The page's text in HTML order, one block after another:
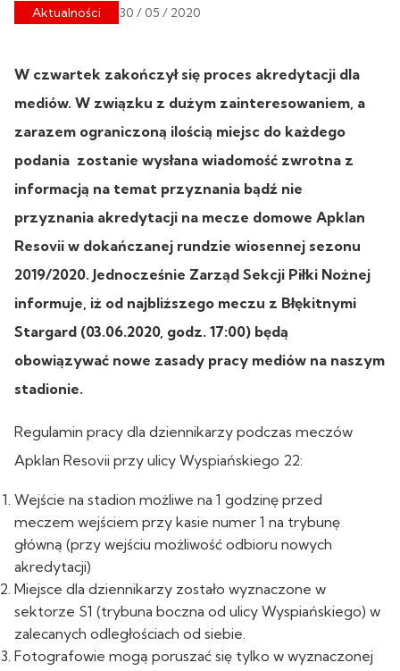
Aktualności 30 / 05 / 2020
W czwartek zakończył się proces akredytacji dla
mediów. W związku z dużym zainteresowaniem, a
zarazem ograniczoną ilością miejsc do każdego
podania zostanie wysłana wiadomość zwrotna z
informacją na temat przyznania bądź nie
przyznania akredytacji na mecze domowe Apklan
Resovii w dokańczanej rundzie wiosennej sezonu
2019/2020. Jednocześnie Zarząd Sekcji Piłki Nożnej
informuje, iż od najbliższego meczu z Błękitnymi
Stargard (03.06.2020, godz. 17:00) będą
obowiązywać nowe zasady pracy mediów na naszym
stadionie.
Regulamin pracy dla dziennikarzy podczas meczów
Apklan Resovii przy ulicy Wyspiańskiego 22:
Wejście na stadion możliwe na 1 godzinę przed
meczem wejściem przy kasie numer 1 na trybunę
główną (przy wejściu możliwość odbioru nowych
akredytacji)
Miejsce dla dziennikarzy zostało wyznaczone w
sektorze S1 (trybuna boczna od ulicy Wyspiańskiego) w
zalecanych odległościach od siebie.
Fotografowie mogą poruszać się tylko w wyznaczonej